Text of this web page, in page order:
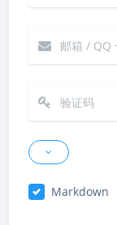
Markdown